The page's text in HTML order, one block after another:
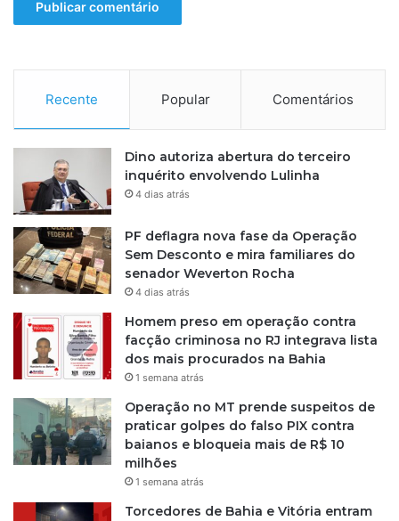
Recente Popular Comentários
Dino autoriza abertura do terceiro
inquérito envolvendo Lulinha
4 dias atrás
PF deflagra nova fase da Operação
Sem Desconto e mira familiares do
senador Weverton Rocha
4 dias atrás
Homem preso em operação contra
facção criminosa no RJ integrava lista
dos mais procurados na Bahia
1 semana atrás
Operação no MT prende suspeitos de
praticar golpes do falso PIX contra
baianos e bloqueia mais de R$ 10
milhões
1 semana atrás
Torcedores de Bahia e Vitória entram